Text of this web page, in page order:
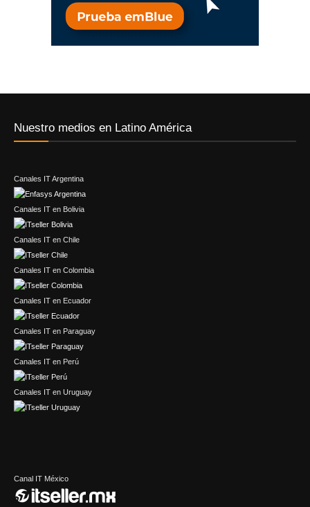
Nuestro medios en Latino América
Canales IT Argentina
Canales IT en Bolivia
Canales IT en Chile
Canales IT en Colombia
Canales IT en Ecuador
Canales IT en Paraguay
Canales IT en Perú
Canales IT en Uruguay
Canal IT México